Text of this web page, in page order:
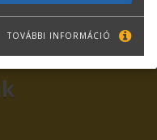
TOVÁBBI INFORMÁCIÓ